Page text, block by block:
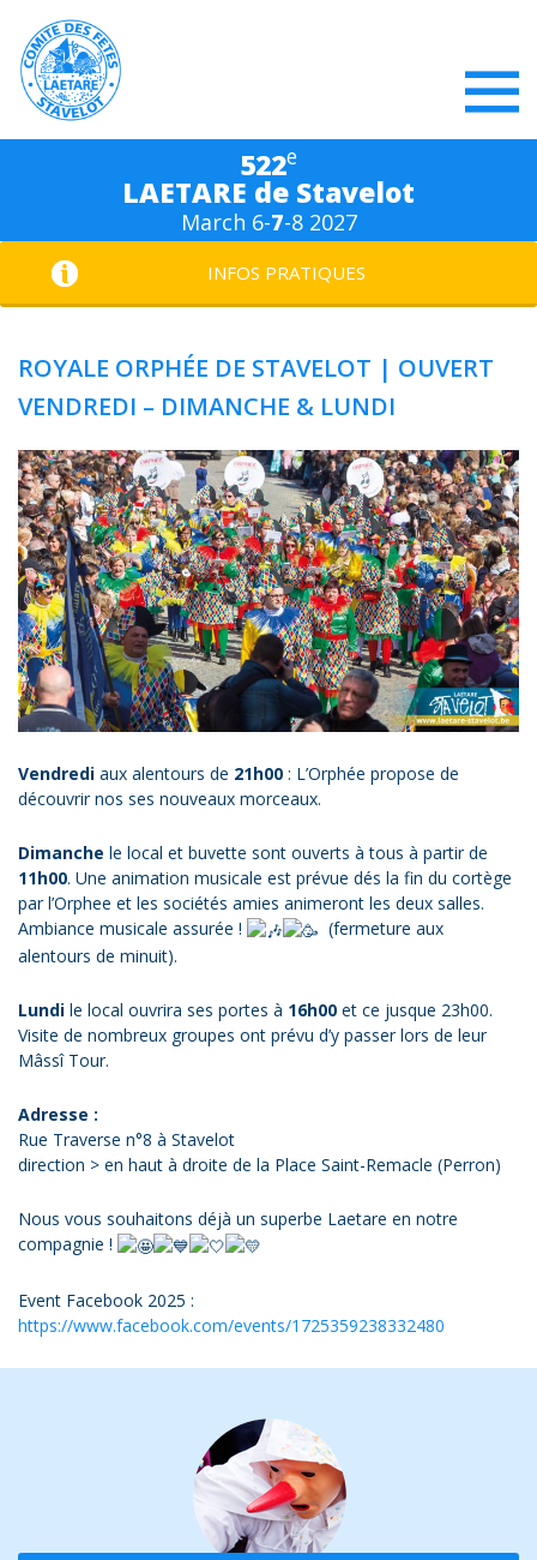
522e
LAETARE de Stavelot
March 6-7-8 2027
INFOS PRATIQUES
ROYALE ORPHÉE DE STAVELOT | OUVERT
VENDREDI – DIMANCHE & LUNDI
Vendredi aux alentours de 21h00 : L’Orphée propose de
découvrir nos ses nouveaux morceaux.
Dimanche le local et buvette sont ouverts à tous à partir de
11h00. Une animation musicale est prévue dés la fin du cortège
par l’Orphee et les sociétés amies animeront les deux salles.
Ambiance musicale assurée !
(fermeture aux
alentours de minuit).
Lundi le local ouvrira ses portes à 16h00 et ce jusque 23h00.
Visite de nombreux groupes ont prévu d’y passer lors de leur
Mâssî Tour.
Adresse :
Rue Traverse n°8 à Stavelot
direction > en haut à droite de la Place Saint-Remacle (Perron)
Nous vous souhaitons déjà un superbe Laetare en notre
compagnie !
Event Facebook 2025 :
https://www.facebook.com/events/1725359238332480